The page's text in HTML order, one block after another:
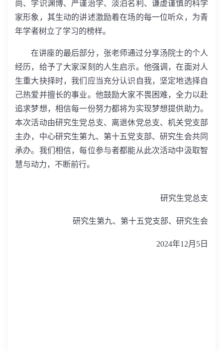
尚、学识渊博、严谨治学、淡泊名利、谦虚谨慎的科学
家形象，其生动的讲述激励着在场的每一位听众，为青
年学者树立了学习的榜样。
在讲座的最后部分，张老师通过分享汤院士的个人
经历，给予了大家深刻的人生启示。他强调，在面对人
生重大抉择时，我们应当充分认识自我，坚定地选择自
己热爱并擅长的事业。他鼓励大家不畏困难，全力以赴
追求梦想，相信每一份努力都将为实现梦想提供助力。
本次活动由研究生党总支、离退休党总支、机关党支部
主办，中心研究生第九、第十五党支部、研究生会共同
承办。我们相信，每位参与者都能从此次活动中汲取智
慧与动力，不断前行。
研究生党总支
研究生第九、第十五党支部、研究生会
2024年12月 5 日